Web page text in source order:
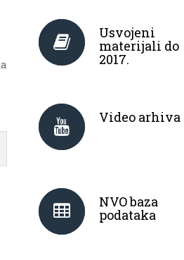
Usvojeni
materijali do
2017.
Video arhiva
NVO baza
podataka